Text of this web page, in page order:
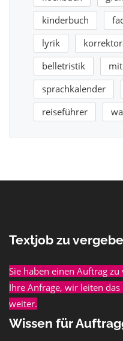
kinderbuch
lyrik
belletristik
sprachkalender
reiseführer
Textjob zu
Sie haben einen Auftrag zu
Ihre Anfrage, wir leiten das
weiter.
Wissen für